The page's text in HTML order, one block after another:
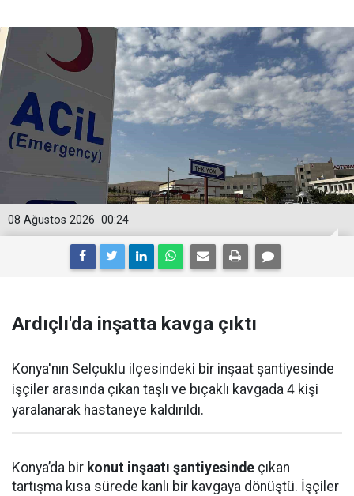
00:24
08 Ağustos 2026
Ardıçlı'da inşatta kavga çıktı
Konya'nın Selçuklu ilçesindeki bir inşaat şantiyesinde
işçiler arasında çıkan taşlı ve bıçaklı kavgada 4 kişi
yaralanarak hastaneye kaldırıldı.
Konya’da bir konut inşaatı şantiyesinde çıkan
tartışma kısa sürede kanlı bir kavgaya dönüştü. İşçiler